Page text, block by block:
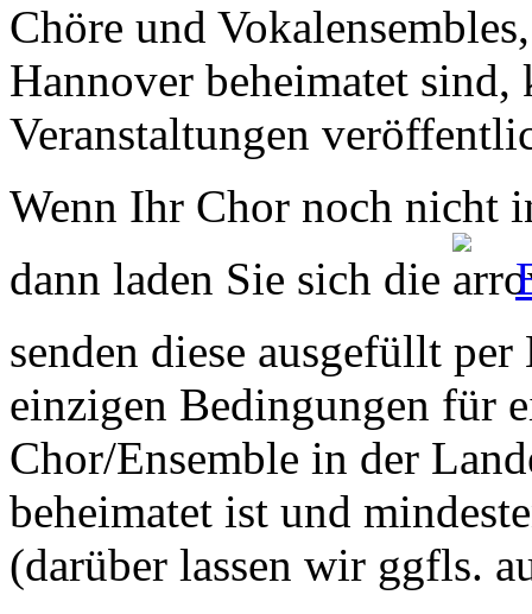
Chöre und
Hannover beheimatet sind,
Veranstaltungen
Wenn Ihr Chor noch nicht
dann laden Sie sich die
senden diese ausgefüllt
einzigen Bedingungen für
Chor/Ensemble in der
beheimatet ist und
(darüber lassen wir ggfls.